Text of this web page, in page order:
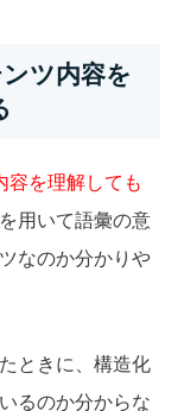
ツ内容を
容を理解しても
用いて語彙の意
なのか分かりや
ときに、構造化
るのか分からな